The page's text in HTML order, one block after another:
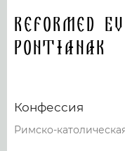
Reformed
Pontianak
Конфессия
Римско-